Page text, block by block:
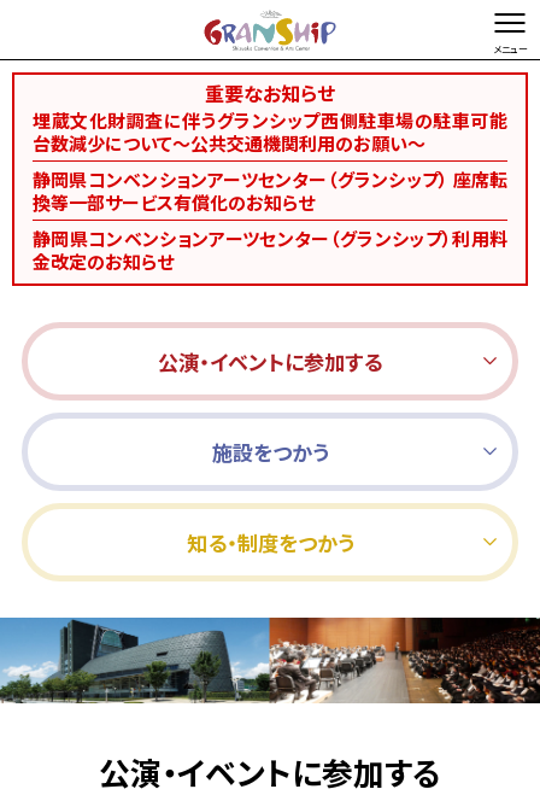
重要なお知らせ
埋蔵文化財調査に伴うグランシップ西側駐車場の駐車可能
台数減少について～公共交通機関利用のお願い～
静岡県コンベンションアーツセンター（グランシップ） 座席転
換等一部サービス有償化のお知らせ
静岡県コンベンションアーツセンター（グランシップ）利用料
金改定のお知らせ
文字を縮小する
文字を拡大する
総合TOP お問い合わせ・ご意見 Foreign language
公演・イベントに参加する
施設をつかう
知る・制度をつかう
公演・イベントに参加する